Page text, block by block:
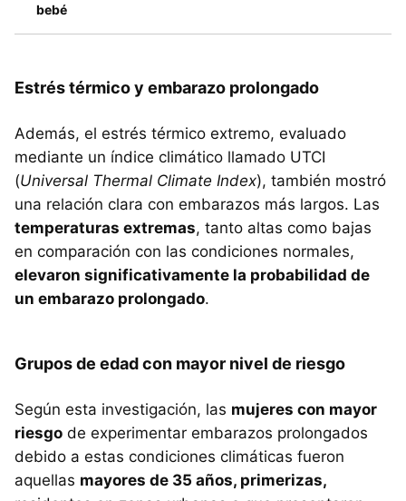
bebé
Estrés térmico y embarazo prolongado
Además, el estrés térmico extremo, evaluado
mediante un índice climático llamado UTCI
(Universal Thermal Climate Index), también mostró
una relación clara con embarazos más largos. Las
temperaturas extremas, tanto altas como bajas
en comparación con las condiciones normales,
elevaron significativamente la probabilidad de
un embarazo prolongado.
Grupos de edad con mayor nivel de riesgo
Según esta investigación, las mujeres con mayor
riesgo de experimentar embarazos prolongados
debido a estas condiciones climáticas fueron
aquellas mayores de 35 años, primerizas,